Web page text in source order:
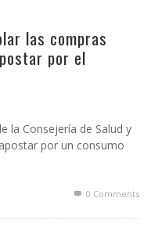
las compras
por el
la Consejería de Salud y
por un consumo
0 Comments